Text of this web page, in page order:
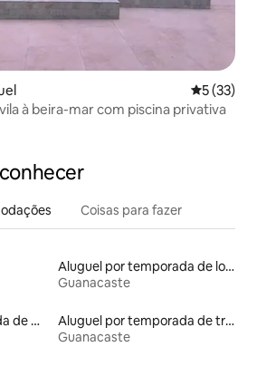
5 de uma
5 (33)
à beira-mar com piscina privativa
Coisas para fazer
Aluguel por temporada de lofts
Guanacaste
Aluguel por temporada de microcasas
Aluguel por temporada de trailers
Guanacaste